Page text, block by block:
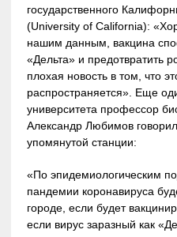
государственного
(University of California):
нашим данным, вакцина
«Дельта» и предотвратить
плохая новость в том, что
распространяется». Еще
университета профессор
Александр Любимов
упомянутой станции:
«По эпидемиологическим
пандемии коронавируса
городе, если будет
если вирус заразный как